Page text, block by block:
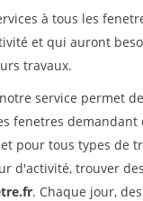
à tous les
et qui auront
travaux.
service permet
fenetres demandant
pour tous types de
d'activité, trouver
. Chaque jour,